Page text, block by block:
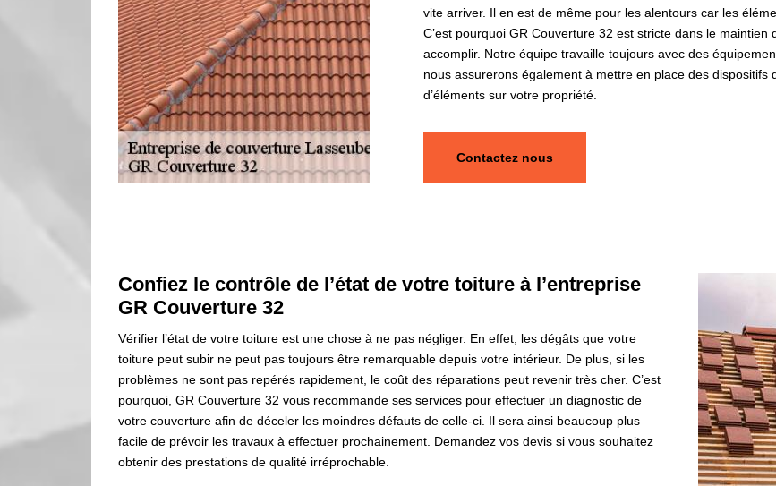
vite arriver. Il en est de même pour les alentours car les
C’est pourquoi GR Couverture 32 est stricte dans le
accomplir. Notre équipe travaille toujours avec des
nous assurerons également à mettre en place des
d’éléments sur votre propriété.
Contactez nous
Confiez le contrôle de l’état de votre toiture à l’entreprise
GR Couverture 32
Vérifier l’état de votre toiture est une chose à ne pas négliger. En effet, les dégâts que votre
toiture peut subir ne peut pas toujours être remarquable depuis votre intérieur. De plus, si les
problèmes ne sont pas repérés rapidement, le coût des réparations peut revenir très cher. C’est
pourquoi, GR Couverture 32 vous recommande ses services pour effectuer un diagnostic de
votre couverture afin de déceler les moindres défauts de celle-ci. Il sera ainsi beaucoup plus
facile de prévoir les travaux à effectuer prochainement. Demandez vos devis si vous souhaitez
obtenir des prestations de qualité irréprochable.